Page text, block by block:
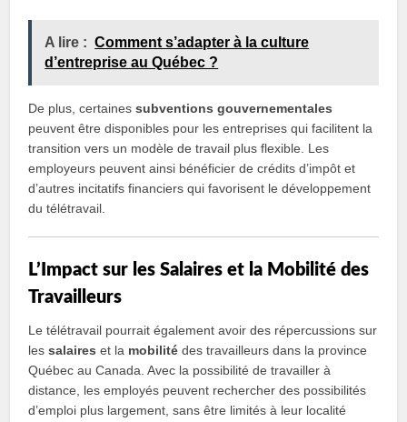
A lire : Comment s’adapter à la culture
d’entreprise au Québec ?
De plus, certainessubventions gouvernementales
peuvent être disponibles pour les entreprises qui facilitent la
transition vers un modèle de travail plus flexible. Les
employeurs peuvent ainsi bénéficier de crédits d’impôt et
d’autres incitatifs financiers qui favorisent le développement
du télétravail.
L’Impact sur les Salaires et la Mobilité des
Travailleurs
Le télétravail pourrait également avoir des répercussions sur
lessalaires et la mobilité des travailleurs dans la province
Québec au Canada. Avec la possibilité de travailler à
distance, les employés peuvent rechercher des possibilités
d’emploi plus largement, sans être limités à leur localité